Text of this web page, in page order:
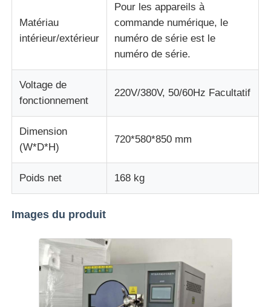
Matériau
intérieur/extérieur
Pour les appareils à
commande numérique, le
numéro de série est le
numéro de série.
Voltage de
fonctionnement
220V/380V, 50/60Hz Facultatif
Dimension
(W*D*H)
720*580*850 mm
Poids net 168 kg
Images du produit